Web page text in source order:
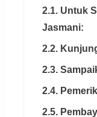
2.1. Untuk
Jasmani:
2.2.
2.3.
2.4.
2.5.